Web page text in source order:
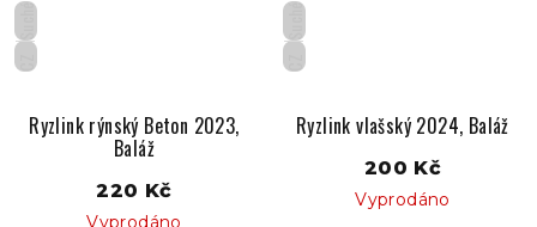
CZ
Suché
Ryzlink rýnský Beton 2023,
Baláž
220 Kč
Vyprodáno
CZ
Suché
Ryzlink vlašský 2024, Baláž
200 Kč
Vyprodáno